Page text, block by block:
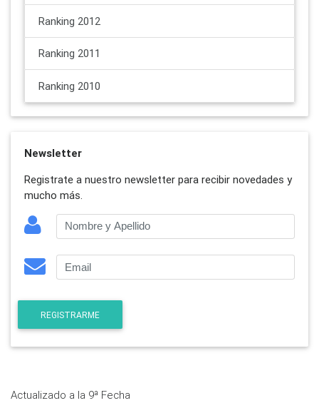
Ranking 2012
Ranking 2011
Ranking 2010
Newsletter
Registrate a nuestro newsletter para recibir novedades y
mucho más.
REGISTRARME
Actualizado a la 9ª Fecha